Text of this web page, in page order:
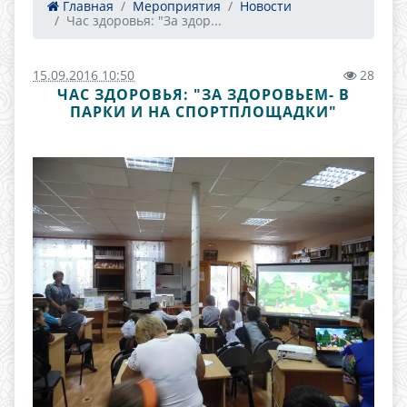
Главная Мероприятия
Новости
Час здоровья: "За здор...
15.09.2016 10:50 28
ЧАС ЗДОРОВЬЯ: "ЗА ЗДОРОВЬЕМ- В
ПАРКИ И НА СПОРТПЛОЩАДКИ"